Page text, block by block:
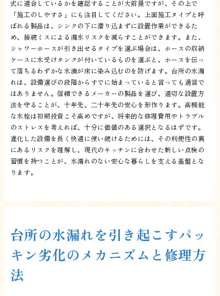
式に適合しているかを確認することが大前提ですが、その上で
「施工のしやすさ」にも注目してください。上面施工タイプと呼
ばれる製品は、シンクの下に潜り込まずに設置作業ができるた
め、接続ミスによる漏水リスクを減らすことができます。また、
シャワーホースが引き出せるタイプを選ぶ場合は、ホースの収納
ケースに水受けタンクが付いているものを選ぶと、ホースを伝っ
て落ちるわずかな水滴が床に染み込むのを防げます。台所の水漏
れは、設備選びの段階からすでに始まっていると言っても過言で
はありません。信頼できるメーカーの製品を選び、適切な設置方
法を守ることが、十年先、二十年先の安心を形作ります。高機能
な水栓は初期投資こそ高めですが、将来的な修理費用やトラブル
のストレスを考えれば、十分に価値のある選択となるはずです。
進化した設備を長く快適に使い続けるためには、その利便性の裏
にあるリスクを理解し、現代のキッチンに合わせた新しい点検の
習慣を持つことが、水漏れのない安心な暮らしを支える基盤とな
ります。
台所の水漏れを引き起こすパッ
キン劣化のメカニズムと修理方
法